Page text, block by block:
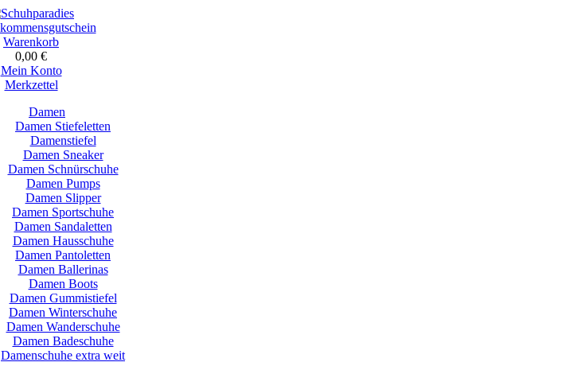
Warenkorb
0,00 €
Mein Konto
Merkzettel
Damen
Damen Stiefeletten
Damenstiefel
Damen Sneaker
Damen Schnürschuhe
Damen Pumps
Damen Slipper
Damen Sportschuhe
Damen Sandaletten
Damen Hausschuhe
Damen Pantoletten
Damen Ballerinas
Damen Boots
Damen Gummistiefel
Damen Winterschuhe
Damen Wanderschuhe
Damen Badeschuhe
Damenschuhe extra weit